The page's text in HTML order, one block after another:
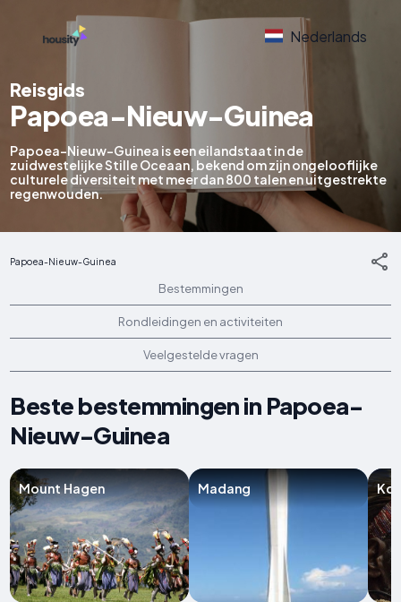
Nederlands
Reisgids
Papoea-Nieuw-Guinea
Papoea-Nieuw-Guinea is een eilandstaat in de
zuidwestelijke Stille Oceaan, bekend om zijn ongelooflijke
culturele diversiteit met meer dan 800 talen en uitgestrekte
regenwouden.
Papoea-Nieuw-Guinea
Bestemmingen
Rondleidingen en activiteiten
Veelgestelde vragen
Beste bestemmingen in Papoea-
Nieuw-Guinea
Mount Hagen Madang